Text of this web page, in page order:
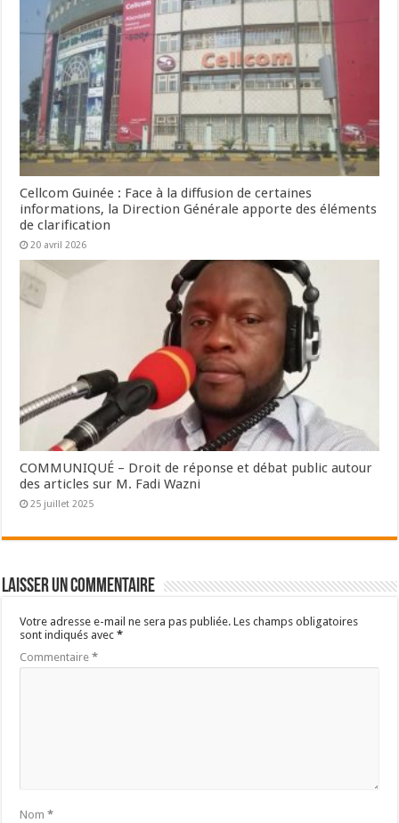
Cellcom Guinée : Face à la diffusion de certaines
informations, la Direction Générale apporte des éléments
de clarification
20 avril 2026
COMMUNIQUÉ – Droit de réponse et débat public autour
des articles sur M. Fadi Wazni
25 juillet 2025
Laisser un commentaire
Votre adresse e-mail ne sera pas publiée. Les champs obligatoires
sont indiqués avec*
Commentaire*
Nom*